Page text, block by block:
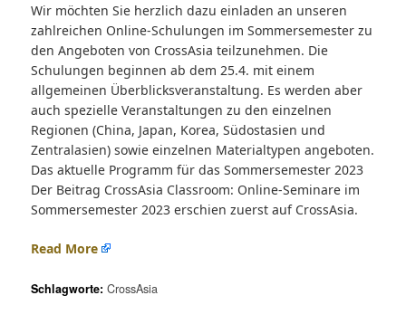
Wir möchten Sie herzlich dazu einladen an unseren
zahlreichen Online-Schulungen im Sommersemester zu
den Angeboten von CrossAsia teilzunehmen. Die
Schulungen beginnen ab dem 25.4. mit einem
allgemeinen Überblicksveranstaltung. Es werden aber
auch spezielle Veranstaltungen zu den einzelnen
Regionen (China, Japan, Korea, Südostasien und
Zentralasien) sowie einzelnen Materialtypen angeboten.
Das aktuelle Programm für das Sommersemester 2023
Der Beitrag CrossAsia Classroom: Online-Seminare im
Sommersemester 2023 erschien zuerst auf CrossAsia.
Read More
Schlagworte: CrossAsia